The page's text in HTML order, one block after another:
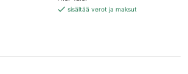
129 €
sisältää verot ja maksut